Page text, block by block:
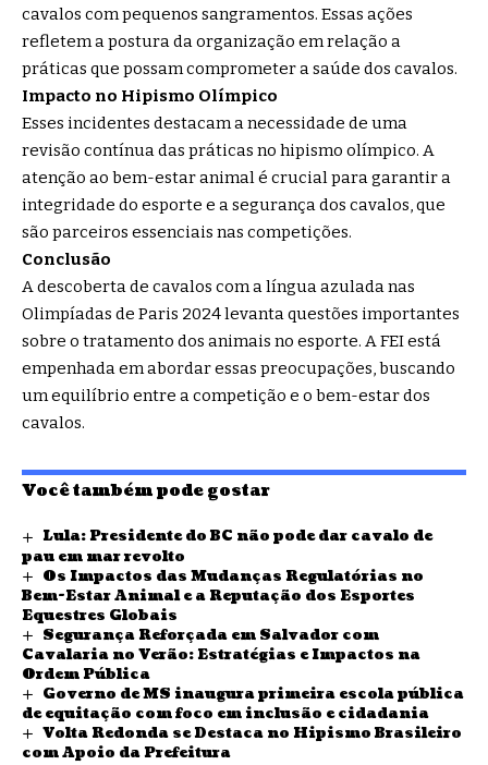
cavalos com pequenos sangramentos. Essas ações
refletem a postura da organização em relação a
práticas que possam comprometer a saúde dos cavalos.
Impacto no Hipismo Olímpico
Esses incidentes destacam a necessidade de uma
revisão contínua das práticas no hipismo olímpico. A
atenção ao bem-estar animal é crucial para garantir a
integridade do esporte e a segurança dos cavalos, que
são parceiros essenciais nas competições.
Conclusão
A descoberta de cavalos com a língua azulada nas
Olimpíadas de Paris 2024 levanta questões importantes
sobre o tratamento dos animais no esporte. A FEI está
empenhada em abordar essas preocupações, buscando
um equilíbrio entre a competição e o bem-estar dos
cavalos.
Você também pode gostar
Lula: Presidente do BC não pode dar cavalo de
pau em mar revolto
Os Impactos das Mudanças Regulatórias no
Bem-Estar Animal e a Reputação dos Esportes
Equestres Globais
Segurança Reforçada em Salvador com
Cavalaria no Verão: Estratégias e Impactos na
Ordem Pública
Governo de MS inaugura primeira escola pública
de equitação com foco em inclusão e cidadania
Volta Redonda se Destaca no Hipismo Brasileiro
com Apoio da Prefeitura